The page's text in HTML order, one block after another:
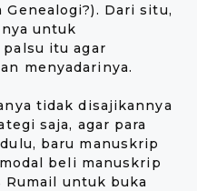
Dari situ,
untuk
itu agar
menyadarinya.
tidak disajikannya
saja, agar para
baru manuskrip
beli manuskrip
untuk buka